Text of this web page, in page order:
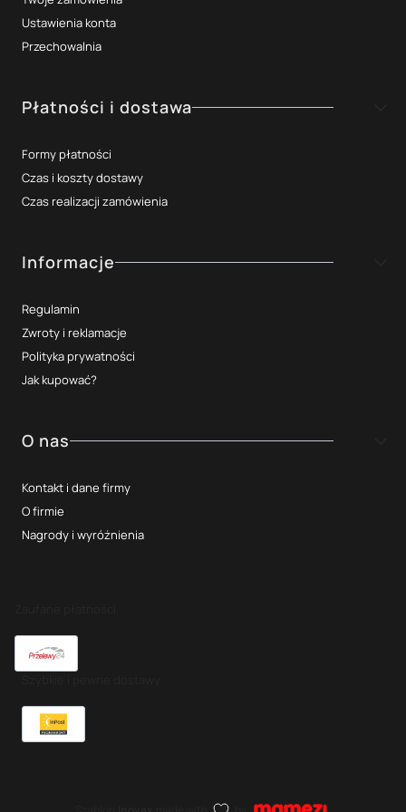
Ustawienia konta
Przechowalnia
Płatności i dostawa
Formy płatności
Czas i koszty dostawy
Czas realizacji zamówienia
Informacje
Regulamin
Zwroty i reklamacje
Polityka prywatności
Jak kupować?
O nas
Kontakt i dane firmy
O firmie
Nagrody i wyróżnienia